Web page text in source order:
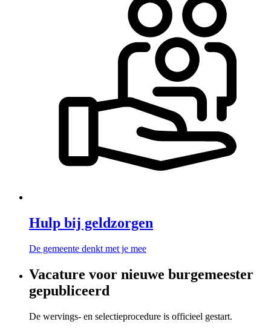
Hulp bij geldzorgen
De gemeente denkt met je mee
Vacature voor nieuwe burgemeester
gepubliceerd
De wervings- en selectieprocedure is officieel gestart.